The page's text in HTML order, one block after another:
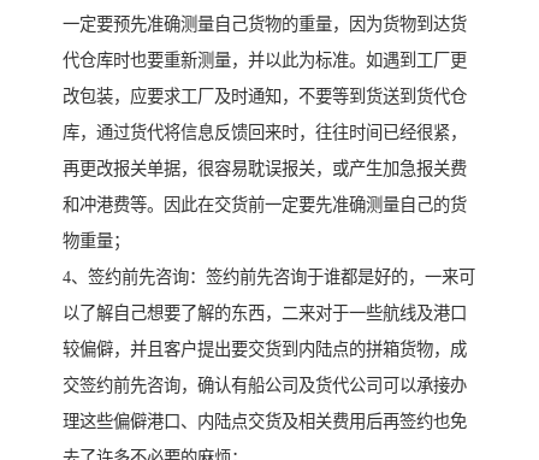
一定要预先准确测量自己货物的重量，因为货物到达货
代仓库时也要重新测量，并以此为标准。如遇到工厂更
改包装，应要求工厂及时通知，不要等到货送到货代仓
库，通过货代将信息反馈回来时，往往时间已经很紧，
再更改报关单据，很容易耽误报关，或产生加急报关费
和冲港费等。因此在交货前一定要先准确测量自己的货
物重量；
4、签约前先咨询：签约前先咨询于谁都是好的，一来可
以了解自己想要了解的东西，二来对于一些航线及港口
较偏僻，并且客户提出要交货到内陆点的拼箱货物，成
交签约前先咨询，确认有船公司及货代公司可以承接办
理这些偏僻港口、内陆点交货及相关费用后再签约也免